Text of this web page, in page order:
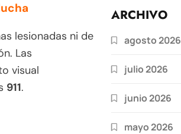
lesionadas ni de
Las
visual
911.
ARCHIVO
agosto 2026
julio 2026
junio 2026
mayo 2026